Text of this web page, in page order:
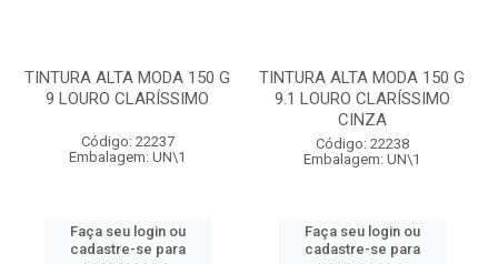
TINTURA ALTA MODA 150 G
9 LOURO CLARÍSSIMO
Código: 22237
Embalagem: UN\1
Faça seu login ou
cadastre-se para
TINTURA ALTA MODA 150 G
9.1 LOURO CLARÍSSIMO
CINZA
Código: 22238
Embalagem: UN\1
Faça seu login ou
cadastre-se para